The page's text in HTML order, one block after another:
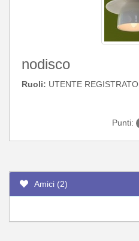
nodisco
Ruoli: UTENTE REGISTRATO
Punti:
Amici (2)